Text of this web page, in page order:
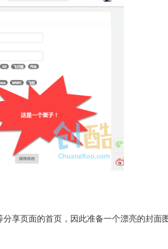
享页面的首页，因此准备一个漂亮的封面